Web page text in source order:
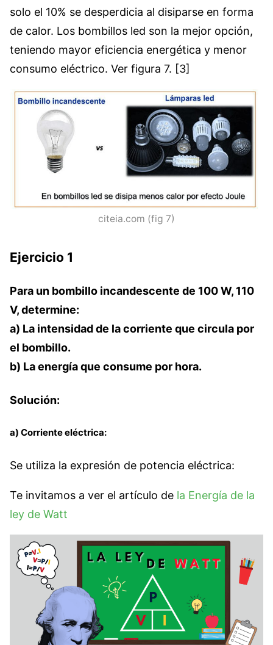
solo el 10% se desperdicia al disiparse en forma
de calor. Los bombillos led son la mejor opción,
teniendo mayor eficiencia energética y menor
consumo eléctrico. Ver figura 7. [3]
citeia.com (fig 7)
Ejercicio 1
Para un bombillo incandescente de 100 W, 110
V, determine:
a) La intensidad de la corriente que circula por
el bombillo.
b) La energía que consume por hora.
Solución:
a) Corriente eléctrica:
Se utiliza la expresión de potencia eléctrica:
Te invitamos a ver el artículo de la Energía de la
ley de Watt